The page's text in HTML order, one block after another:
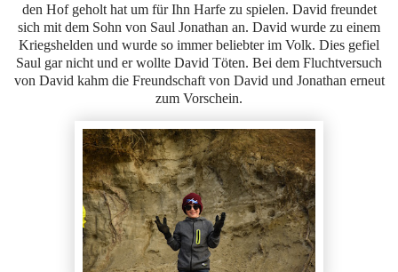
den Hof geholt hat um für Ihn Harfe zu spielen. David freundet
sich mit dem Sohn von Saul Jonathan an. David wurde zu einem
Kriegshelden und wurde so immer beliebter im Volk. Dies gefiel
Saul gar nicht und er wollte David Töten. Bei dem Fluchtversuch
von David kahm die Freundschaft von David und Jonathan erneut
zum Vorschein.